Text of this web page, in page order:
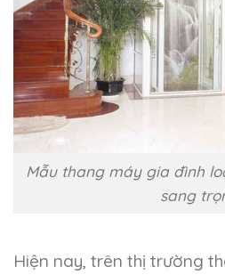
Mẫu thang máy gia đình
sang
Hiện nay, trên thị trường